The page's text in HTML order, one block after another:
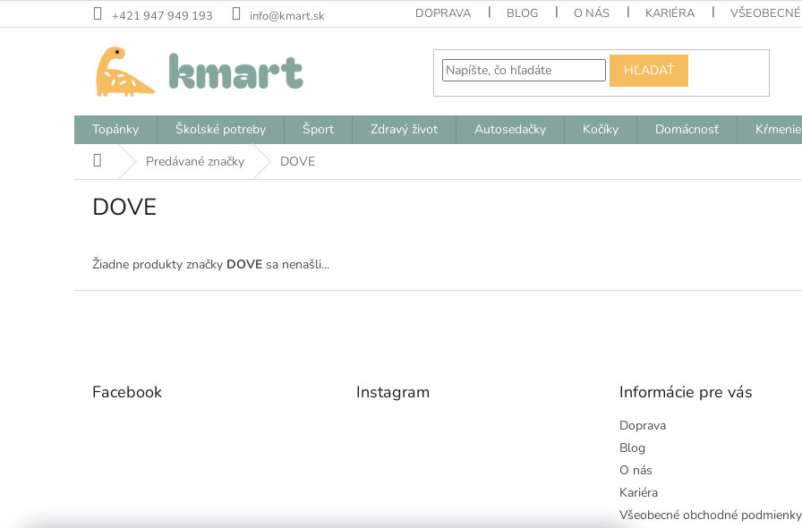
na
+421 947 949 193 info@kmart.sk DOPRAVA BLOG O NÁS KARIÉRA
HĽADAŤ
Topánky Školské potreby Šport Zdravý život Autosedačky Kočíky Domácnosť
DomovPredávané značky DOVE
DOVE
Žiadne produkty značky DOVE sa nenašli...
Facebook Instagram Informácie pre vás
Doprava
Blog
O nás
Kariéra
Všeobecné obchodné podmienky